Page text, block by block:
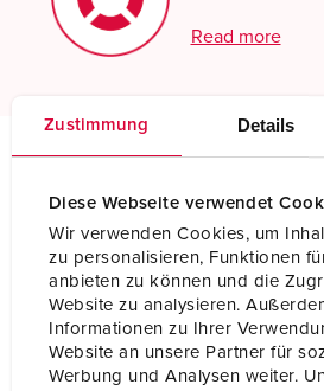
Zustimmung Details
Diese Webseite verwendet
Wir verwenden Cookies, um
zu personalisieren, Funktionen
anbieten zu können und die
Website zu analysieren.
Informationen zu Ihrer
Website an unsere Partner für
Werbung und Analysen weiter.
Read more
Panel mounted receptacle 2761P
Ampere
Voltage 600-690 V